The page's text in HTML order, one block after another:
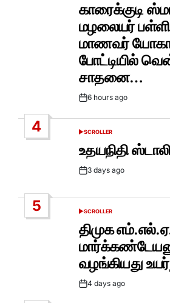
காரைக்குடி
மழலையர் பள்ளி
மாணவர் யோகா
போட்டியில்
சாதனை…
Post6 hours ago
4
POSTED
SCROLLER
உதயநிதி
Post3 days ago
5
POSTED
SCROLLER
திமுக
வழங்கியது
Post4 days ago